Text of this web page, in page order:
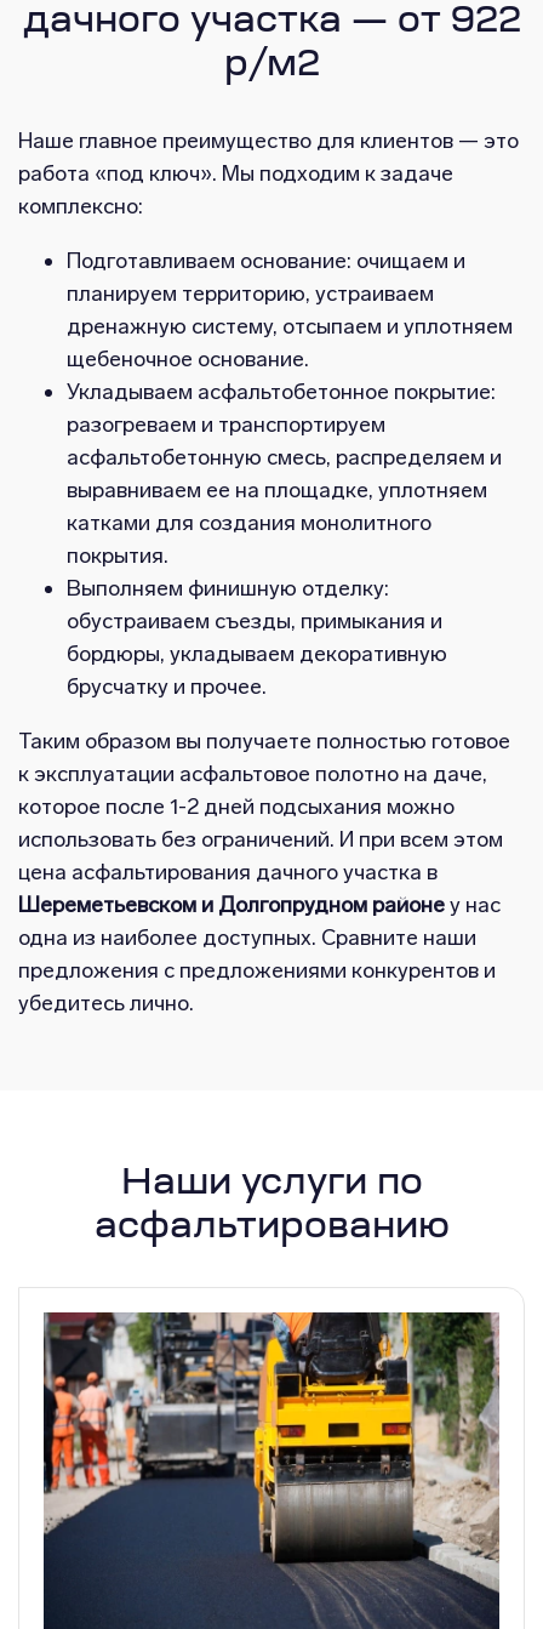
дачного участка — от 922
р/м2
Наше главное преимущество для клиентов — это
работа «под ключ». Мы подходим к задаче
комплексно:
Подготавливаем основание: очищаем и
планируем территорию, устраиваем
дренажную систему, отсыпаем и уплотняем
щебеночное основание.
Укладываем асфальтобетонное покрытие:
разогреваем и транспортируем
асфальтобетонную смесь, распределяем и
выравниваем ее на площадке, уплотняем
катками для создания монолитного
покрытия.
Выполняем финишную отделку:
обустраиваем съезды, примыкания и
бордюры, укладываем декоративную
брусчатку и прочее.
Таким образом вы получаете полностью готовое
к эксплуатации асфальтовое полотно на даче,
которое после 1-2 дней подсыхания можно
использовать без ограничений. И при всем этом
цена асфальтирования дачного участка в
Шереметьевском и Долгопрудном районеу нас
одна из наиболее доступных. Сравните наши
предложения с предложениями конкурентов и
убедитесь лично.
Наши услуги по
асфальтированию